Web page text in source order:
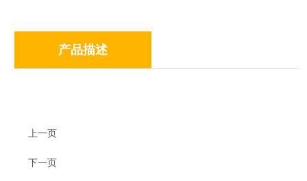
产品描述
上一页
下一页